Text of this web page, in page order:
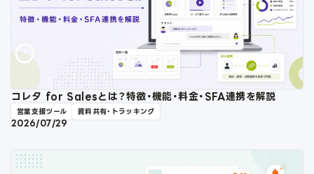
コレタ for Salesとは？特徴・機能・料金・SFA連携を解説
営業支援ツール 資料共有・トラッキング
2026/07/29